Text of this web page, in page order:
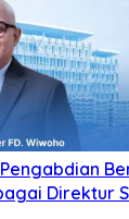
Direktur